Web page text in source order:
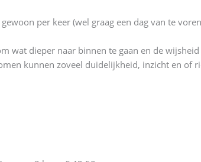
per keer (wel graag een dag van te
wat dieper naar binnen te gaan en de
kunnen zoveel duidelijkheid, inzicht en of